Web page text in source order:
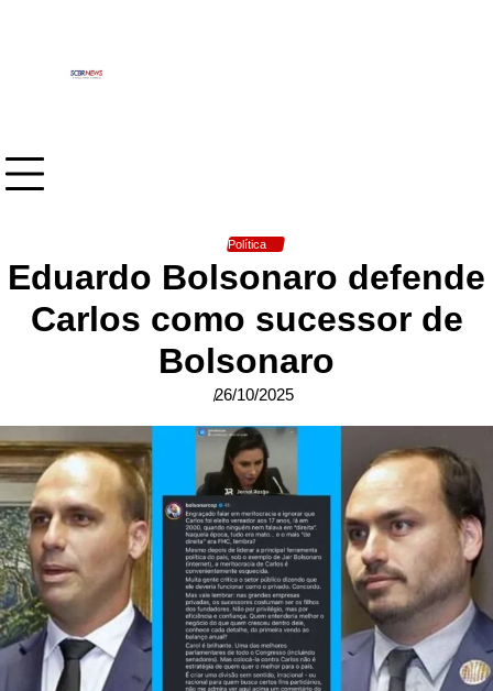
Política
Eduardo Bolsonaro defende
Carlos como sucessor de
Bolsonaro
26/10/2025